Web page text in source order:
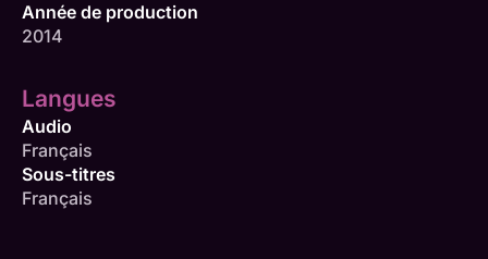
Année de production
2014
Langues
Audio
Français
Sous-titres
Français